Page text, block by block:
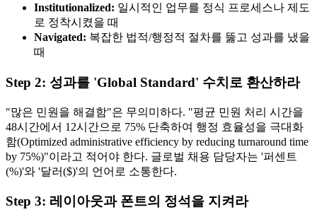
Institutionalized: 일시적인 업무를 정식 프로세스나 제도
로 정착시켰을 때
Navigated: 복잡한 법적/행정적 절차를 뚫고 성과를 냈을
때
Step 2: 성과를 'Global Standard' 수치로 환산하라
"많은 민원을 해결함"은 무의미하다. "평균 민원 처리 시간을
48시간에서 12시간으로 75% 단축하여 행정 효율성을 극대화
함(Optimized administrative efficiency by reducing turnaround time
by 75%)"이라고 적어야 한다. 글로벌 채용 담당자는 '퍼센트
(%)'와 '달러($)'의 언어로 소통한다.
Step 3: 레이아웃과 폰트의 정석을 지켜라